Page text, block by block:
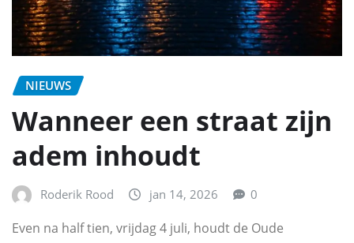
NIEUWS
Wanneer een straat zijn
adem inhoudt
Roderik Rood jan 14, 2026 0
Even na half tien, vrijdag 4 juli, houdt de Oude